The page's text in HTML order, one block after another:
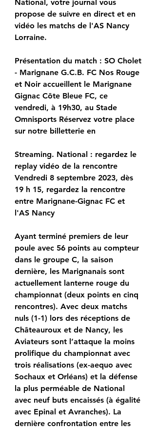
National, votre journal vous
propose de suivre en direct et en
vidéo les matchs de l'AS Nancy
Lorraine.
Présentation du match : SO Cholet
- Marignane G.C.B. FC Nos Rouge
et Noir accueillent le Marignane
Gignac Côte Bleue FC, ce
vendredi, à 19h30, au Stade
Omnisports Réservez votre place
sur notre billetterie en
Streaming. National : regardez le
replay vidéo de la rencontre
Vendredi 8 septembre 2023, dès
19 h 15, regardez la rencontre
entre Marignane-Gignac FC et
l'AS Nancy
Ayant terminé premiers de leur
poule avec 56 points au compteur
dans le groupe C, la saison
dernière, les Marignanais sont
actuellement lanterne rouge du
championnat (deux points en cinq
rencontres). Avec deux matchs
nuls (1-1) lors des réceptions de
Châteauroux et de Nancy, les
Aviateurs sont l’attaque la moins
prolifique du championnat avec
trois réalisations (ex-aequo avec
Sochaux et Orléans) et la défense
la plus perméable de National
avec neuf buts encaissés (à égalité
avec Epinal et Avranches). La
dernière confrontation entre les